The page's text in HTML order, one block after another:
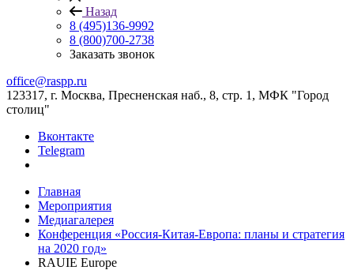
Назад
8 (495)136-9992
8 (800)700-2738
Заказать звонок
office@raspp.ru
123317, г. Москва, Пресненская наб., 8, стр. 1, МФК "Город
столиц"
Вконтакте
Telegram
Главная
Мероприятия
Медиагалерея
Конференция «Россия-Китая-Европа: планы и стратегия
на 2020 год»
RAUIE Europe